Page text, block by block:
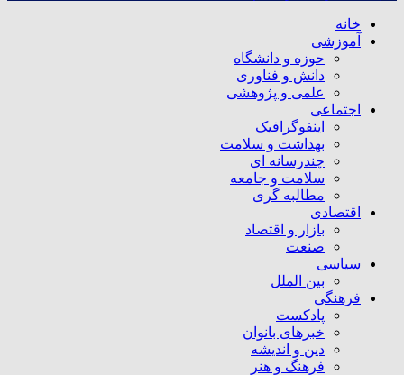
خانه
آموزشی
حوزه و دانشگاه
دانش و فناوری
علمی و پژوهشی
اجتماعی
اینفوگرافیک
بهداشت و سلامت
چندرسانه ای
سلامت و جامعه
مطالبه گری
اقتصادی
بازار و اقتصاد
صنعت
سیاسی
بین الملل
فرهنگی
پادکست
خبرهای بانوان
دین و اندیشه
فرهنگ و هنر